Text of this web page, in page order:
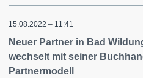
15.08.2022 – 11:41
Neuer Partner in Bad
wechselt mit seiner
Partnermodell